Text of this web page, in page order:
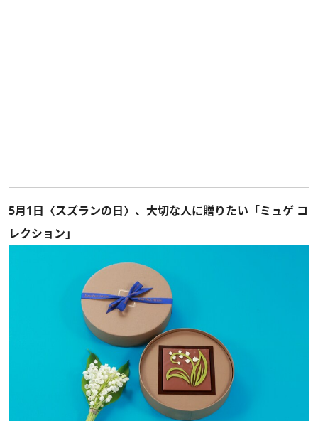
5月1日〈スズランの日〉、大切な人に贈りたい「ミュゲ コ
レクション」